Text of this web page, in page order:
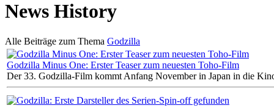
News History
Alle Beiträge zum Thema Godzilla
Godzilla Minus One: Erster Teaser zum neuesten Toho-Film
Der 33. Godzilla-Film kommt Anfang November in Japan in die